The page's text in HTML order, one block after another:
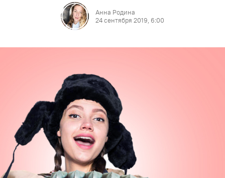
Анна Родина
24 сентября 2019, 6:00